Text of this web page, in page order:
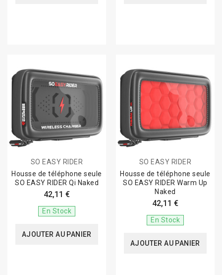
SO EASY RIDER
Housse de téléphone seule
SO EASY RIDER Qi Naked
42,11 €
En Stock
AJOUTER AU PANIER
SO EASY RIDER
Housse de téléphone seule
SO EASY RIDER Warm Up
Naked
42,11 €
En Stock
AJOUTER AU PANIER